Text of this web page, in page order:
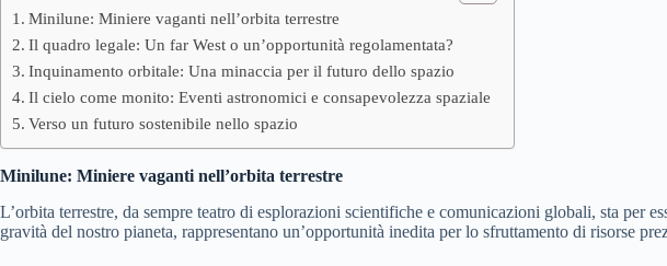
Minilune: Miniere vaganti nell’orbita terrestre
Il quadro legale: Un far West o un’opportunità regolamentata?
Inquinamento orbitale: Una minaccia per il futuro dello spazio
Il cielo come monito: Eventi astronomici e consapevolezza spaziale
Verso un futuro sostenibile nello spazio
Minilune: Miniere vaganti nell’orbita terrestre
L’orbita terrestre, da sempre teatro di esplorazioni scientifiche e comunicazioni globali, sta per
gravità del nostro pianeta, rappresentano un’opportunità inedita per lo sfruttamento di risorse